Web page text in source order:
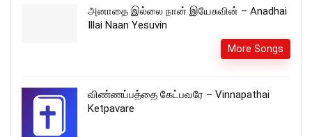
அனாதை இல்லை நான் இயேசுவின் – Anadhai
Illai Naan Yesuvin
More Songs
விண்ணப்பத்தை கேட்பவரே – Vinnapathai
Ketpavare